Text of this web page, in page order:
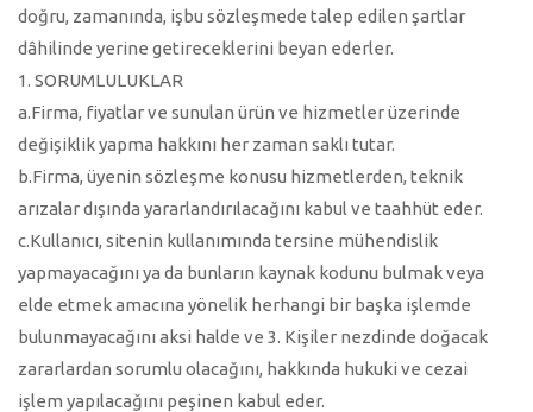
doğru, zamanında, işbu sözleşmede talep edilen şartlar
dâhilinde yerine getireceklerini beyan ederler.
1. SORUMLULUKLAR
a.Firma, fiyatlar ve sunulan ürün ve hizmetler üzerinde
değişiklik yapma hakkını her zaman saklı tutar.
b.Firma, üyenin sözleşme konusu hizmetlerden, teknik
arızalar dışında yararlandırılacağını kabul ve taahhüt eder.
c.Kullanıcı, sitenin kullanımında tersine mühendislik
yapmayacağını ya da bunların kaynak kodunu bulmak veya
elde etmek amacına yönelik herhangi bir başka işlemde
bulunmayacağını aksi halde ve 3. Kişiler nezdinde doğacak
zararlardan sorumlu olacağını, hakkında hukuki ve cezai
işlem yapılacağını peşinen kabul eder.